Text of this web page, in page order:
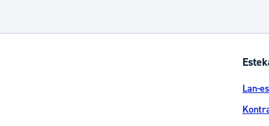
Lan-